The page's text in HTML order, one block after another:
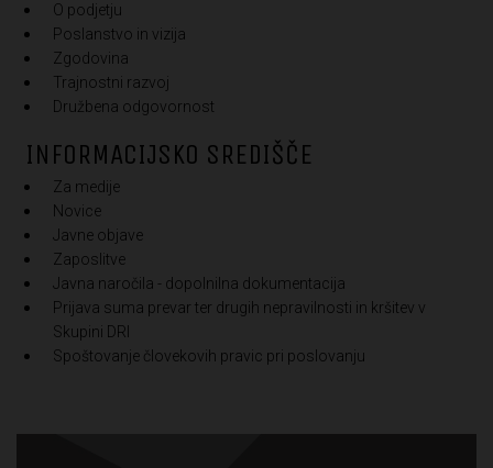
O podjetju
Poslanstvo in vizija
Zgodovina
Trajnostni razvoj
Družbena odgovornost
INFORMACIJSKO SREDIŠČE
Za medije
Novice
Javne objave
Zaposlitve
Javna naročila - dopolnilna dokumentacija
Prijava suma prevar ter drugih nepravilnosti in kršitev v
Skupini DRI
Spoštovanje človekovih pravic pri poslovanju